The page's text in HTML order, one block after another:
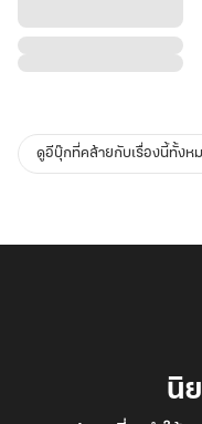
ดูอีบุ๊กที่คล้ายกับเรื่องนี้ทั้งห
นิ